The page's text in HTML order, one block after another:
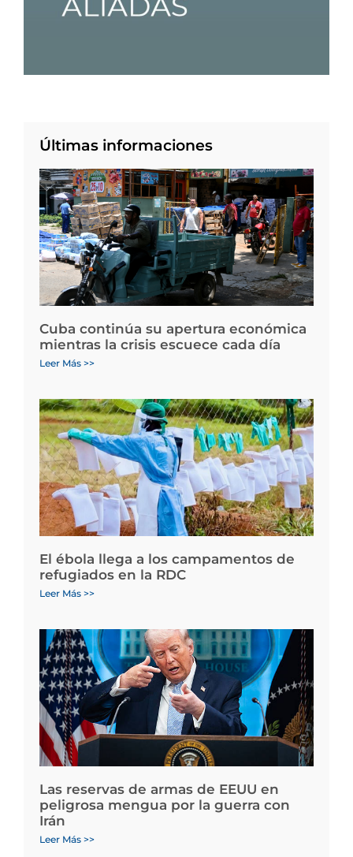
Últimas informaciones
Cuba continúa su apertura económica
mientras la crisis escuece cada día
Leer Más >>
El ébola llega a los campamentos de
refugiados en la RDC
Leer Más >>
Las reservas de armas de EEUU en
peligrosa mengua por la guerra con
Irán
Leer Más >>